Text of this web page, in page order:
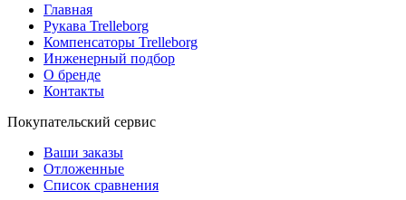
Главная
Рукава Trelleborg
Компенсаторы Trelleborg
Инженерный подбор
О бренде
Контакты
Покупательский сервис
Ваши заказы
Отложенные
Список сравнения